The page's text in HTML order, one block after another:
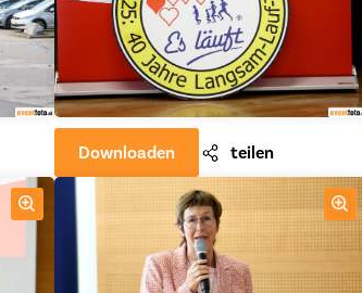
Downloaden teilen